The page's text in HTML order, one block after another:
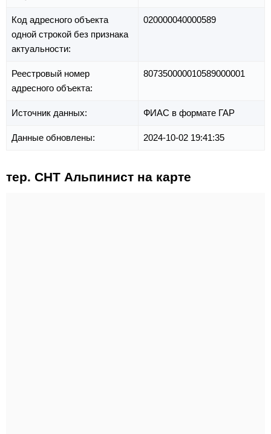
Код адресного объекта
одной строкой без признака
актуальности:
020000040000589
Реестровый номер
адресного объекта:
807350000010589000001
Источник данных: ФИАС в формате ГАР
Данные обновлены: 2024-10-02 19:41:35
тер. СНТ Альпинист на карте